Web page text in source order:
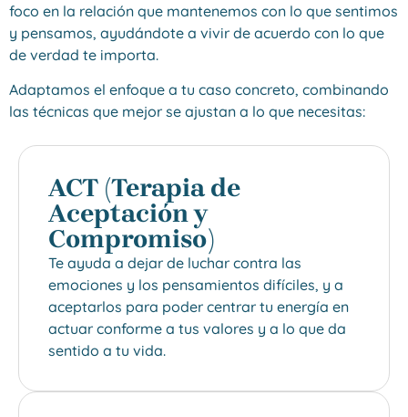
foco en la relación que mantenemos con lo que sentimos
y pensamos, ayudándote a vivir de acuerdo con lo que
de verdad te importa.
Adaptamos el enfoque a tu caso concreto, combinando
las técnicas que mejor se ajustan a lo que necesitas:
ACT (Terapia de
Aceptación y
Compromiso)
Te ayuda a dejar de luchar contra las
emociones y los pensamientos difíciles, y a
aceptarlos para poder centrar tu energía en
actuar conforme a tus valores y a lo que da
sentido a tu vida.